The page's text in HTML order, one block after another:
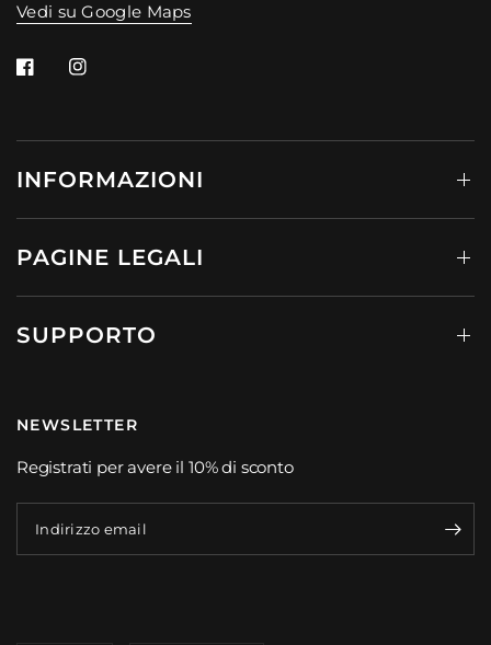
Vedi su Google Maps
INFORMAZIONI
PAGINE LEGALI
SUPPORTO
NEWSLETTER
Registrati per avere il 10% di sconto
Indirizzo email